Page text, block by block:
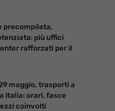
precompilata,
più uffici
rafforzati per il
maggio, trasporti a
Italia: orari, fasce
coinvolti